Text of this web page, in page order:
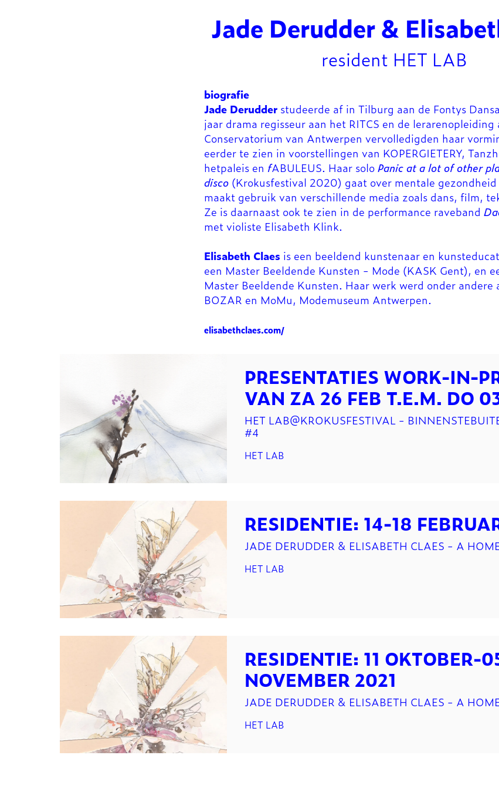
Jade Derudder &
resident HET LAB
biografie
Jade Derudder studeerde af in Tilburg aan de Fontys
jaar drama regisseur aan het RITCS en de lerarenopleiding
Conservatorium van Antwerpen vervolledigden haar
eerder te zien in voorstellingen van KOPERGIETERY,
hetpaleis en fABULEUS. Haar soloPanic at a lot of other
disco (Krokusfestival 2020) gaat over mentale
maakt gebruik van verschillende media zoals dans, film,
Ze is daarnaast ook te zien in de performance raveband
met violiste Elisabeth Klink.
Elisabeth Claes is een beeldend kunstenaar en
een Master Beeldende Kunsten - Mode (KASK Gent), en
Master Beeldende Kunsten. Haar werk werd onder andere
BOZAR en MoMu, Modemuseum Antwerpen.
elisabethclaes.com/
PRESENTATIES WORK-IN-
VAN ZA 26 FEB T.E.M. DO
HET LAB@KROKUSFESTIVAL -
#4
HET LAB
RESIDENTIE: 14-18
JADE DERUDDER & ELISABETH CLAES - A
HET LAB
RESIDENTIE: 11 OKTOBER-
NOVEMBER 2021
JADE DERUDDER & ELISABETH CLAES - A
HET LAB